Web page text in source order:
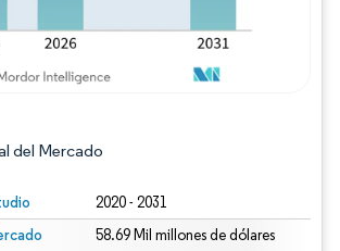
del Mercado
2020 - 2031
58.69 Mil millones de dólares